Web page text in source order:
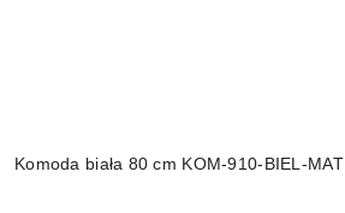
Komoda biała 80 cm KOM-910-BIEL-MAT